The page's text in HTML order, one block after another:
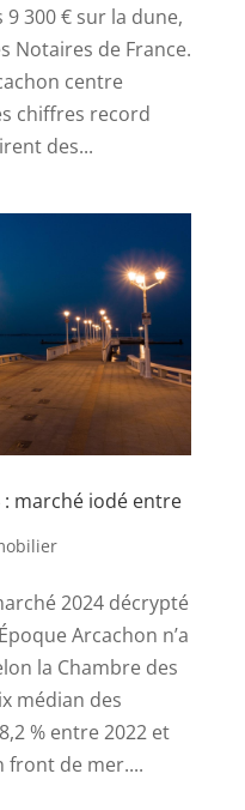
300 € sur la dune,
Notaires de France.
centre
chiffres record
des...
marché iodé entre
2024 décrypté
Arcachon n’a
la Chambre des
médian des
% entre 2022 et
front de mer....